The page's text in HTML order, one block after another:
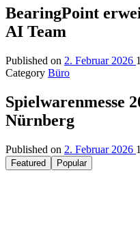
BearingPoint
AI Team
Published on 2. Februar 2026
Category Büro
Spielwarenmesse
Nürnberg
Published on 2. Februar 2026
Featured Popular